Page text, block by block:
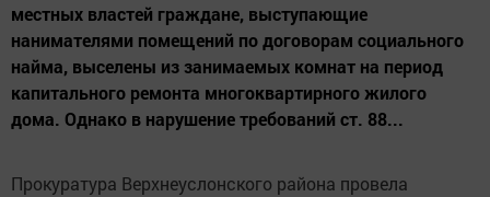
местных властей граждане, выступающие
нанимателями помещений по договорам социального
найма, выселены из занимаемых комнат на период
капитального ремонта многоквартирного жилого
дома. Однако в нарушение требований ст. 88...
Прокуратура Верхнеуслонского района провела